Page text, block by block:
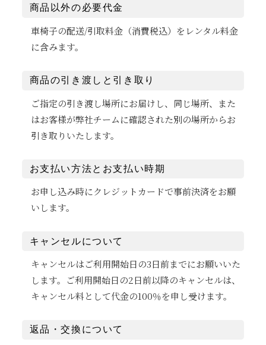
商品以外の必要代金
車椅子の配送/引取料金（消費税込）をレンタル料金
に含みます。
商品の引き渡しと引き取り
ご指定の引き渡し場所にお届けし、同じ場所、また
はお客様が弊社チームに確認された別の場所からお
引き取りいたします。
お支払い方法とお支払い時期
お申し込み時にクレジットカードで事前決済をお願
いします。
キャンセルについて
キャンセルはご利用開始日の3日前までにお願いいた
します。ご利用開始日の2日前以降のキャンセルは、
キャンセル料として代金の100％を申し受けます。
返品・交換について